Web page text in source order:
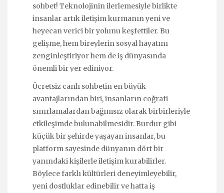
sohbet! Teknolojinin ilerlemesiyle birlikte
insanlar artık iletişim kurmanın yeni ve
heyecan verici bir yolunu keşfettiler. Bu
gelişme, hem bireylerin sosyal hayatını
zenginleştiriyor hem de iş dünyasında
önemli bir yer ediniyor.
Ücretsiz canlı sohbetin en büyük
avantajlarından biri, insanların coğrafi
sınırlamalardan bağımsız olarak birbirleriyle
etkileşimde bulunabilmesidir. Burdur gibi
küçük bir şehirde yaşayan insanlar, bu
platform sayesinde dünyanın dört bir
yanındaki kişilerle iletişim kurabilirler.
Böylece farklı kültürleri deneyimleyebilir,
yeni dostluklar edinebilir ve hatta iş